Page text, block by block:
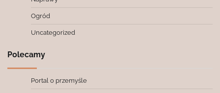
Ogród
Uncategorized
Polecamy
Portal o przemyśle